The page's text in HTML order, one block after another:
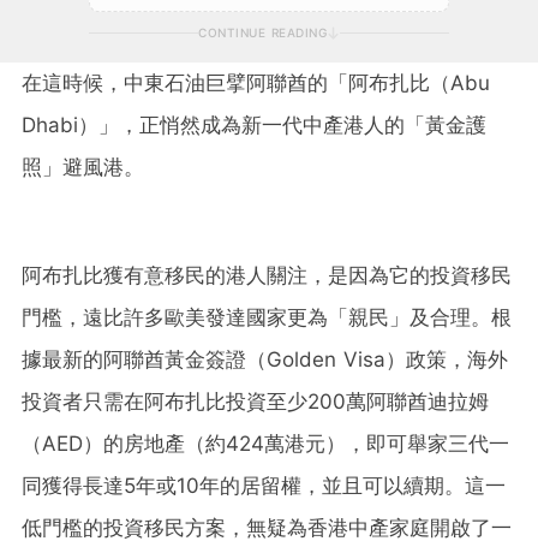
CONTINUE READING
在這時候，中東石油巨擘阿聯酋的「阿布扎比（Abu
Dhabi）」，正悄然成為新一代中產港人的「黃金護
照」避風港。
阿布扎比獲有意移民的港人關注，是因為它的投資移民
門檻，遠比許多歐美發達國家更為「親民」及合理。根
據最新的阿聯酋黃金簽證（Golden Visa）政策，海外
投資者只需在阿布扎比投資至少200萬阿聯酋迪拉姆
（AED）的房地產（約424萬港元），即可舉家三代一
同獲得長達5年或10年的居留權，並且可以續期。這一
低門檻的投資移民方案，無疑為香港中產家庭開啟了一